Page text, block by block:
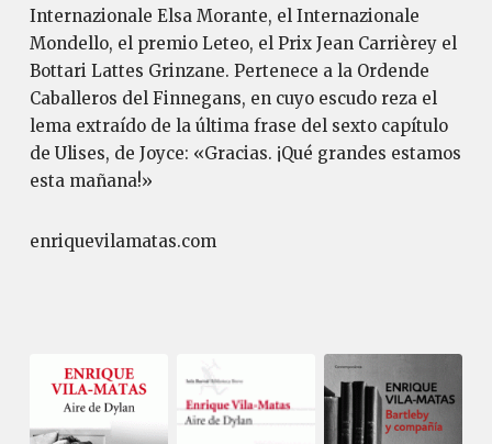
Internazionale Elsa Morante, el Internazionale
Mondello, el premio Leteo, el Prix Jean Carrièrey el
Bottari Lattes Grinzane. Pertenece a la Ordende
Caballeros del Finnegans, en cuyo escudo reza el
lema extraído de la última frase del sexto capítulo
de Ulises, de Joyce: «Gracias. ¡Qué grandes estamos
esta mañana!»
enriquevilamatas.com